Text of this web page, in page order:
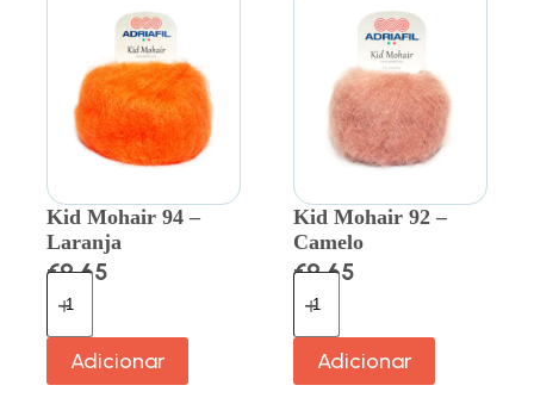
Kid Mohair 94 –
Laranja
€9.65
Adicionar
Kid Mohair 92 –
Camelo
€9.65
Adicionar